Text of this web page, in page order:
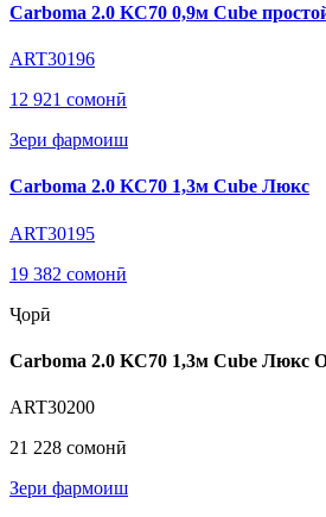
Carboma 2.0 KC70 0,9м Cube
ART30196
12 921 сомонӣ
Зери фармоиш
Carboma 2.0 KC70 1,3м Cube Люкс
ART30195
19 382 сомонӣ
Ҷорӣ
Carboma 2.0 KC70 1,3м Cube Люкс
ART30200
21 228 сомонӣ
Зери фармоиш